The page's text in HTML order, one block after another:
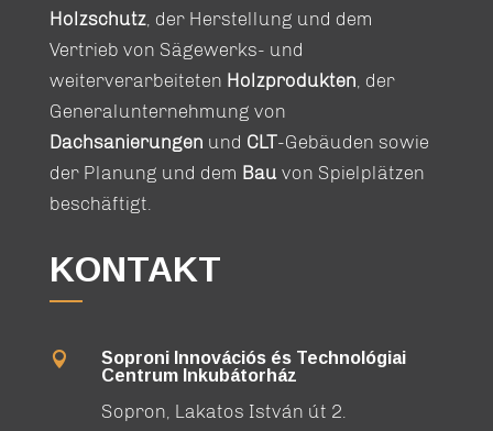
Holzschutz, der Herstellung und dem
Vertrieb von Sägewerks- und
weiterverarbeiteten Holzprodukten , der
Generalunternehmung von
Dachsanierungen und CLT-Gebäuden sowie
der Planung und dem Bauvon Spielplätzen
beschäftigt.
KONTAKT

Soproni Innovációs és Technológiai
Centrum Inkubátorház
Sopron, Lakatos István út 2.